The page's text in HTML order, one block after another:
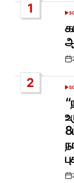
1
2